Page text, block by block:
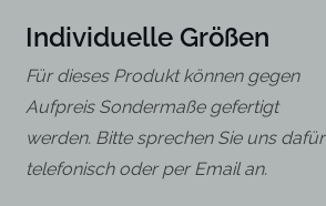
Individuelle Größen
Für dieses Produkt können gegen
Aufpreis Sondermaße gefertigt
werden. Bitte sprechen Sie uns dafür
telefonisch oder per Email an.